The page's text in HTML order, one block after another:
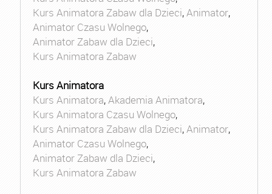
Kurs Animatora Zabaw dla Dzieci,Animator,
Animator Czasu Wolnego,
Animator Zabaw dla Dzieci,
Kurs Animatora Zabaw
Kurs Animatora
Kurs Animatora,Akademia Animatora,
Kurs Animatora Czasu Wolnego,
Kurs Animatora Zabaw dla Dzieci,Animator,
Animator Czasu Wolnego,
Animator Zabaw dla Dzieci,
Kurs Animatora Zabaw